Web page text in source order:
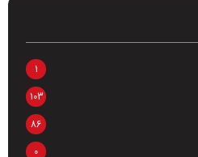
1
103
86
0